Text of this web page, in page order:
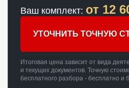
Ваш комплект: от 12
УТОЧНИТЬ ТОЧНУЮ
Итоговая цена зависит от вида
и текущих документов. Точную
бесплатного разбора - бесплатно и